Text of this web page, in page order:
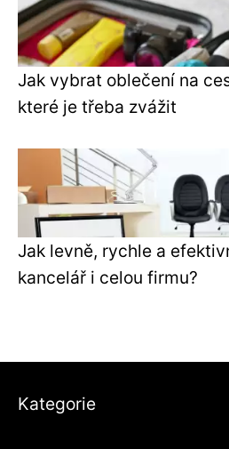
Jak vybrat oblečení na
které je třeba zvážit
Jak levně, rychle a
kancelář i celou firmu?
Kategorie